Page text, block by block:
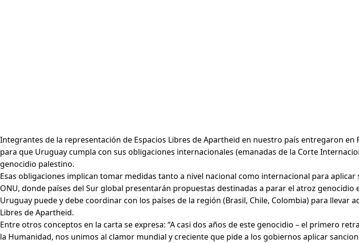
Integrantes de la representación de Espacios Libres de Apartheid en nuestro país entregaron
para que Uruguay cumpla con sus obligaciones internacionales (emanadas de la Corte
genocidio palestino.
Esas obligaciones implican tomar medidas tanto a nivel nacional como internacional para
ONU, donde países del Sur global presentarán propuestas destinadas a parar el atroz genocidio
Uruguay puede y debe coordinar con los países de la región (Brasil, Chile, Colombia) para llevar
Libres de Apartheid.
Entre otros conceptos en la carta se expresa: “A casi dos años de este genocidio – el primero
la Humanidad, nos unimos al clamor mundial y creciente que pide a los gobiernos aplicar